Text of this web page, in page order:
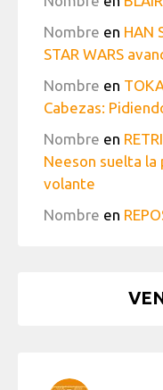
Nombre en HAN
STAR WARS
Nombre en
Cabezas:
Nombre en
Neeson suelta la
volante
Nombre en